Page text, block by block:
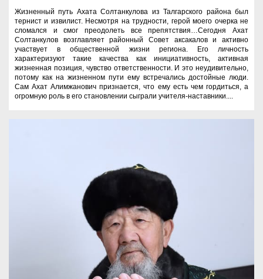
Жизненный путь Ахата Солтанкулова из Талгарского района был
тернист и извилист. Несмотря на трудности, герой моего очерка не
сломался и смог преодолеть все препятствия…Сегодня Ахат
Солтанкулов возглавляет районный Совет аксакалов и активно
участвует в общественной жизни региона. Его личность
характеризуют такие качества как инициативность, активная
жизненная позиция, чувство ответственности. И это неудивительно,
потому как на жизненном пути ему встречались достойные люди.
Сам Ахат Алимжанович признается, что ему есть чем гордиться, а
огромную роль в его становлении сыграли учителя-наставники....